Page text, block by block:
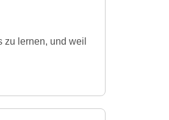
lernen, und weil